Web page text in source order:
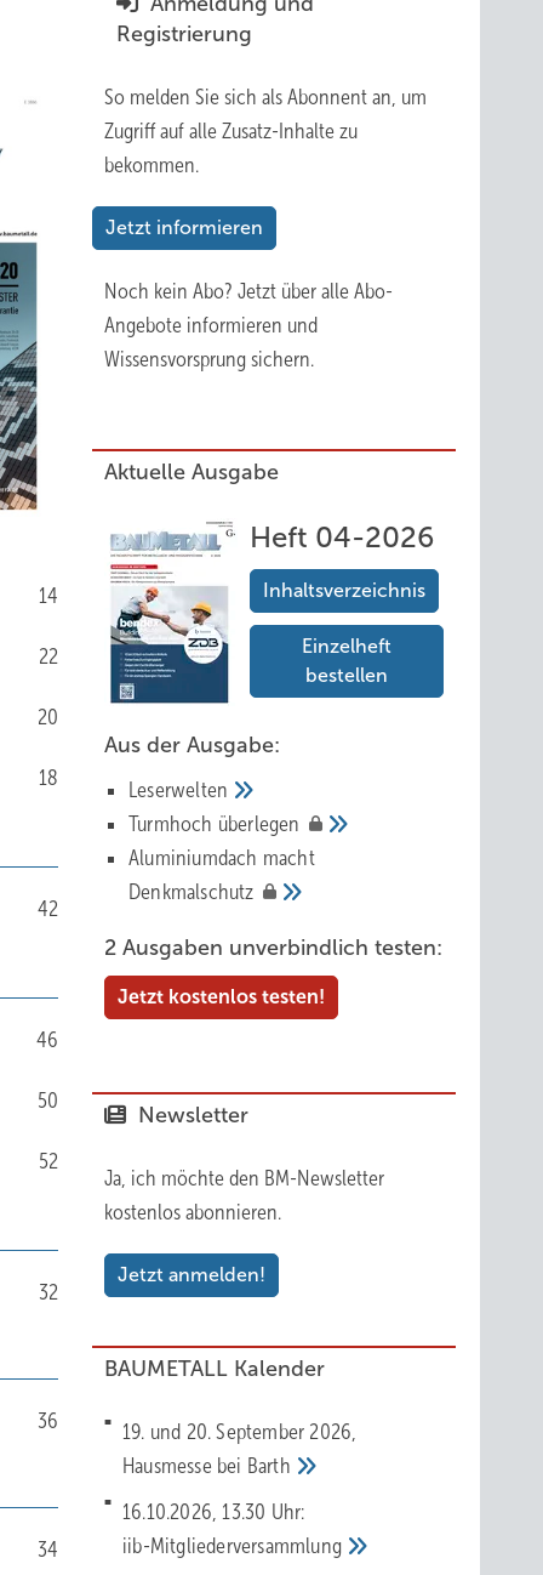
14
22
20
18
42
46
50
52
32
36
34
Registrierung
So melden Sie sich als Abonnent an, um
Zugriff auf alle Zusatz-Inhalte zu
bekommen.
Jetzt informieren
Noch kein Abo? Jetzt über alle Abo-
Angebote informieren und
Wissensvorsprung sichern.
Aktuelle Ausgabe
Heft 04-2026
Inhaltsverzeichnis
Einzelheft
bestellen
Aus der Ausgabe:
Leserwelten
Tur mhoch überlegen
Aluminiumdach macht
Denkmalschutz
2 Ausgaben unverbindlich testen:
Jetzt kostenlos testen!
Newsletter
Ja, ich möchte den BM-Newsletter
kostenlos abonnieren.
Jetzt anmelden!
BAUMETALL Kalender
19. und 20. September 2026,
Hausmesse bei Barth
16.10.2026, 13.30 Uhr:
iib-Mitgliederversammlung